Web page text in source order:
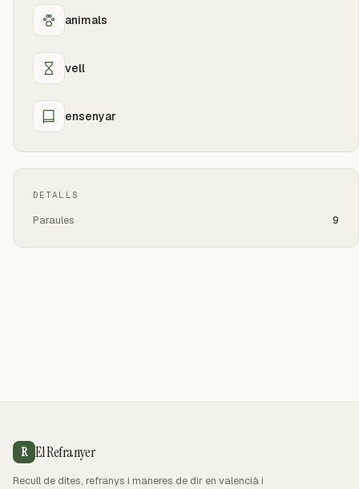
animals
vell
ensenyar
DETALLS
Paraules 9
R El Refranyer
Recull de dites, refranys i maneres de dir en valencià i